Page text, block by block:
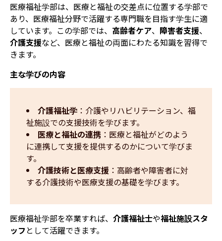
医療福祉学部は、医療と福祉の交差点に位置する学部で
あり、医療福祉分野で活躍する専門職を目指す学生に適
しています。この学部では、 高齢者ケア、 障害者支援、
介護支援など、医療と福祉の両面にわたる知識を習得で
きます。
主な学びの内容
介護福祉学 ：介護やリハビリテーション、福
祉施設での支援技術を学びます。
医療と福祉の連携 ：医療と福祉がどのよう
に連携して支援を提供するのかについて学びま
す。
介護技術と医療支援 ：高齢者や障害者に対
する介護技術や医療支援の基礎を学びます。
医療福祉学部を卒業すれば、 介護福祉士や福祉施設スタ
ッフ として活躍できます。